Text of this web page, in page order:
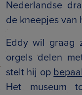
Nederlandse
de kneepjes van
Eddy wil graag
orgels delen
stelt hij op
Het museum